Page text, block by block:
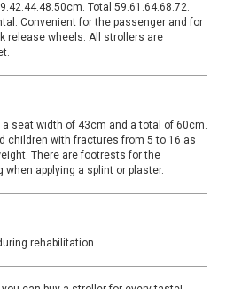
Total 59.61.64.68.72.
Convenient for the passenger and for
release wheels. All strollers are
seat width of 43cm and a total of 60cm.
children with fractures from 5 to 16 as
There are footrests for the
applying a splint or plaster.
rehabilitation